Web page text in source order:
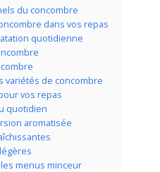
du concombre
dans vos repas
quotidienne
variétés de concombre
vos repas
quotidien
aromatisée
menus minceur